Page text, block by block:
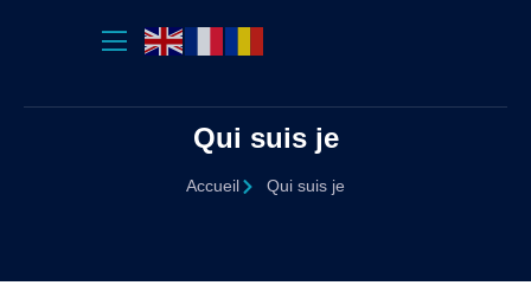
Qui suis je
Accueil Qui suis je